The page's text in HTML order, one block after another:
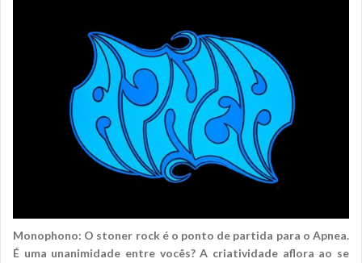
Monophono: O stoner rock é o ponto de partida para o Apnea.
É uma unanimidade entre vocês? A criatividade aflora ao se